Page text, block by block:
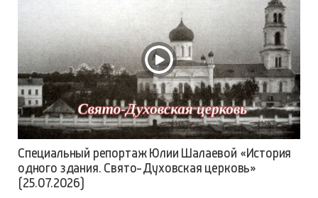
Специальный репортаж Юлии Шалаевой «История
одного здания. Свято-Духовская церковь»
(25.07.2026)